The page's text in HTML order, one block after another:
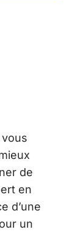
de
en
d’une
un